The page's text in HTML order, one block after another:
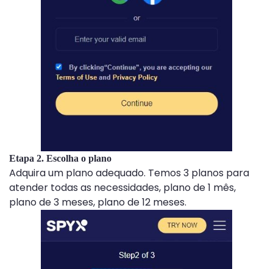
Etapa 2. Escolha o plano
Adquira um plano adequado. Temos 3 planos para
atender todas as necessidades, plano de 1 mês,
plano de 3 meses, plano de 12 meses.